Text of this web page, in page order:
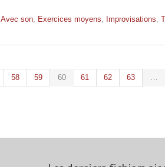
Avec son, Exercices moyens, Improvisations,
58 59 60 61 62 63 …